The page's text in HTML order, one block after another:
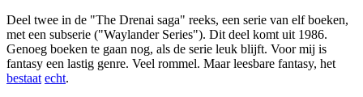
Deel twee in de "The Drenai saga" reeks, een serie van elf boeken,
met een subserie ("Waylander Series"). Dit deel komt uit 1986.
Genoeg boeken te gaan nog, als de serie leuk blijft. Voor mij is
fantasy een lastig genre. Veel rommel. Maar leesbare fantasy, het
bestaat echt.